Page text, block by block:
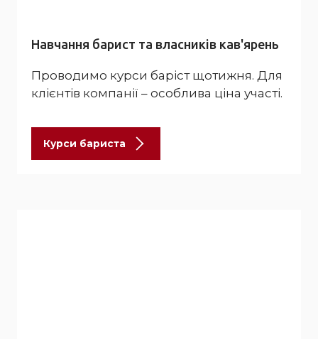
Навчання барист та власників кав'ярень
Проводимо курси баріст щотижня. Для
клієнтів компанії – особлива ціна участі.
Курси бариста